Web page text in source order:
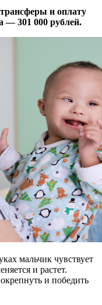
и оплату
— 301 000 рублей.
мальчик чувствует
и растет.
и победить